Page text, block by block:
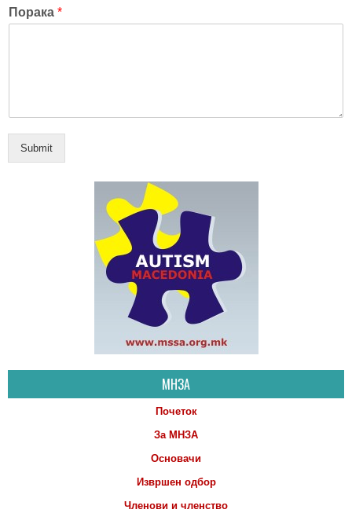
Порака *
Submit
МНЗА
Почеток
За МНЗА
Основачи
Извршен одбор
Членови и членство